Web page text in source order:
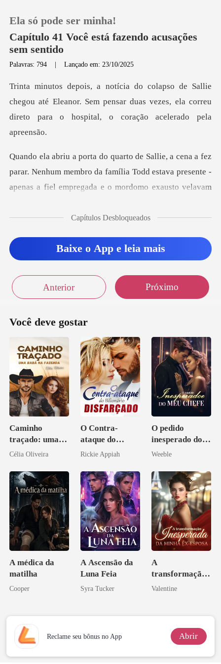
Loja
Histórico
Sair
Baixar App
Ela só pode ser minha!
Capítulo 41 Você está fazendo acusações
sem sentido
Palavras: 794 |Lançado em: 23/10/2025
egou até Eleanor. Sem pensar duas vezes, ela correu
dire
parar. Nenhum membro da família Todd estava presente -
apen
Capítulos Desbloqueados
Baixe o App e leia mais
Anterior Próximo
Você deve gostar
Caminho
traçado: uma
babá na fazenda
Célia Oliveira
O Contra-
ataque do
Bilionário
Rickie Appiah
O pedido
inesperado do
meu chefe
Weeble
A médica da
matilha
Cooper
A Ascensão da
Luna Feia
Syra Tucker
A
transformação
inesperada da
Valentine
Reclame seu bônus no App Abrir